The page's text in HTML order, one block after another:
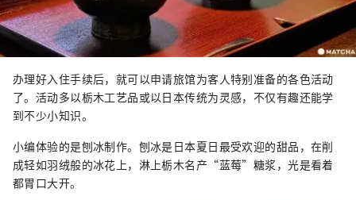
办理好入住手续后，就可以申请旅馆为客人特别准备的各色活动
了。活动多以栃木工艺品或以日本传统为灵感，不仅有趣还能学
到不少小知识。
小编体验的是刨冰制作。刨冰是日本夏日最受欢迎的甜品，在削
成轻如羽绒般的冰花上，淋上栃木名产“蓝莓”糖浆，光是看着
都胃口大开。